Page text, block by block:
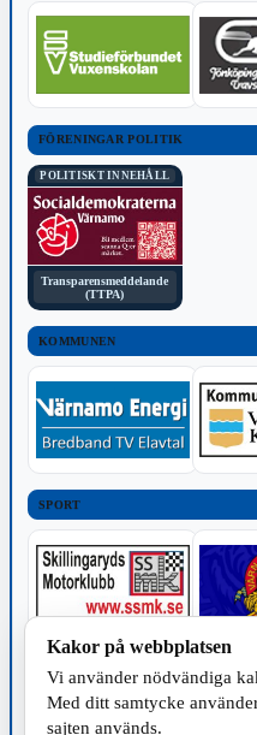
FÖRENINGAR POLITIK
POLITISKT INNEHÅLL
Transparensmeddelande
(TTPA)
KOMMUNEN
SPORT
Kakor på webbplatsen
Vi använder nödvändiga
Med ditt samtycke
sajten används.